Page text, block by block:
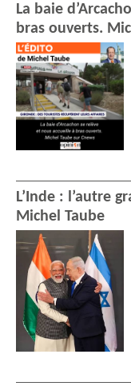
La baie
bras ouverts.
L’Inde : l’autre
Michel Taube